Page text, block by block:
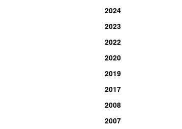
2024
2023
2022
2020
2019
2017
2008
2007